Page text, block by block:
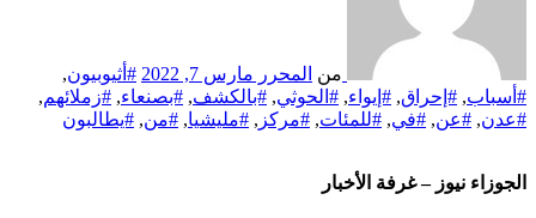
من المحرر مارس 7, 2022 #أثيوبيون,
#أسباب, #إحراق, #إيواء, #الحوثي, #بالكشف, #بصنعاء, #زملائهم,
#عدن, #عن, #في, #للمئات, #مركز , #مليشيا, #من, #يطالبون
الجوزاء نيوز – غرفة الأخبار